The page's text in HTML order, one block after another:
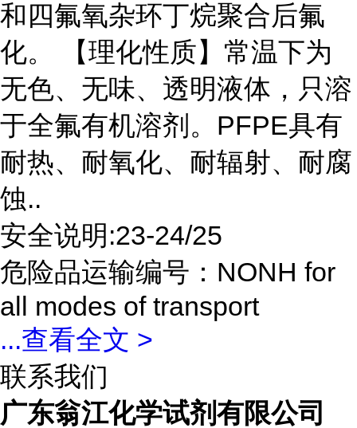
和四氟氧杂环丁烷聚合后氟
化。 【理化性质】常温下为
无色、无味、透明液体，只溶
于全氟有机溶剂。PFPE具有
耐热、耐氧化、耐辐射、耐腐
蚀..
安全说明:23-24/25
危险品运输编号：NONH for
all modes of transport
...查看全文 >
联系我们
广东翁江化学试剂有限公司